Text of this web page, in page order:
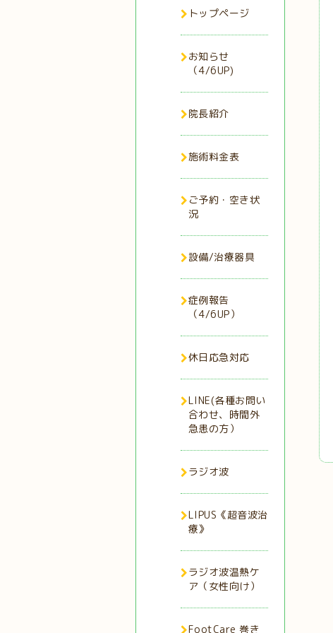
トップページ
お知らせ
（4/6UP)
院長紹介
施術料金表
ご予約・空き状
況
設備/治療器具
症例報告
（4/6UP）
休日応急対応
LINE(各種お問い
合わせ、時間外
急患の方）
ラジオ波
LIPUS《超音波治
療》
ラジオ波温熱ケ
ア（女性向け）
FootCare 巻き